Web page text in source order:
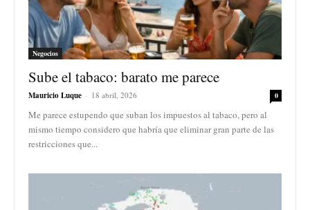
Negocios
Sube el tabaco: barato me parece
Mauricio Luque - 18 abril, 2026 0
Me parece estupendo que suban los impuestos al tabaco, pero al
mismo tiempo considero que habría que eliminar gran parte de las
restricciones que...